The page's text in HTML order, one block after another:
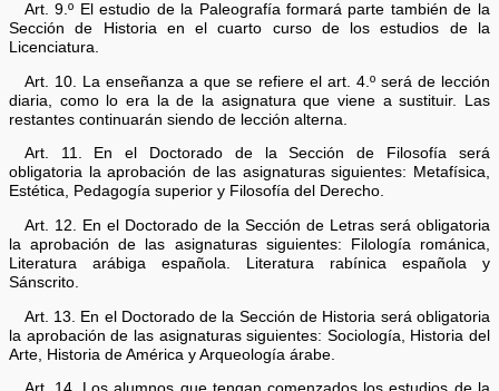
Art. 9.º El estudio de la Paleografía formará parte también de la
Sección de Historia en el cuarto curso de los estudios de la
Licenciatura.
Art. 10. La enseñanza a que se refiere el art. 4.º será de lección
diaria, como lo era la de la asignatura que viene a sustituir. Las
restantes continuarán siendo de lección alterna.
Art. 11. En el Doctorado de la Sección de Filosofía será
obligatoria la aprobación de las asignaturas siguientes: Metafísica,
Estética, Pedagogía superior y Filosofía del Derecho.
Art. 12. En el Doctorado de la Sección de Letras será obligatoria
la aprobación de las asignaturas siguientes: Filología románica,
Literatura arábiga española. Literatura rabínica española y
Sánscrito.
Art. 13. En el Doctorado de la Sección de Historia será obligatoria
la aprobación de las asignaturas siguientes: Sociología, Historia del
Arte, Historia de América y Arqueología árabe.